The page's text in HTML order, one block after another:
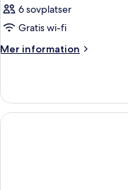
6 sovplatser
Gratis wi-fi
Mer information
Mer